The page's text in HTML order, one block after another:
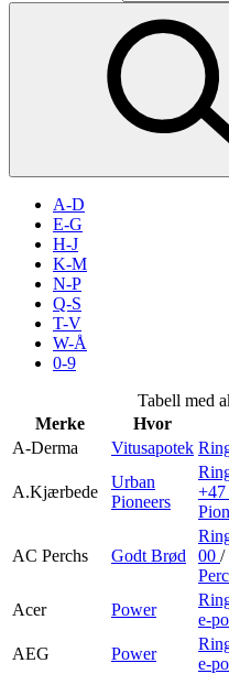
Mat og drikke
Mathallen
Aktiviteter
Inspirasjon
Søk
Praktisk informasjon
Ledige stillinger
Gavekort
A-D
E-G
H-J
K-M
N-P
Q-S
T-V
W-Å
0-9
Tabell med
Merke
Hvor
A-Derma
Vitusapotek
A.Kjærbede
Urban
Pioneers
+47
AC Perchs Godt Brød
00 /
Acer
Power
e-
AEG
Power
e-